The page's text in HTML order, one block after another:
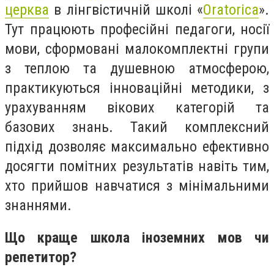
церква в лінгвістичній школі «Oratorica».
Тут працюють професійні педагоги, носії
мови, сформовані малокомплектні групи
з теплою та душевною атмосферою,
практикуються інноваційні методики, з
урахуванням вікових категорій та
базових знань. Такий комплексний
підхід дозволяє максимально ефективно
досягти помітних результатів навіть тим,
хто прийшов навчатися з мінімальними
знаннями.
Що краще школа іноземних мов чи
репетитор?